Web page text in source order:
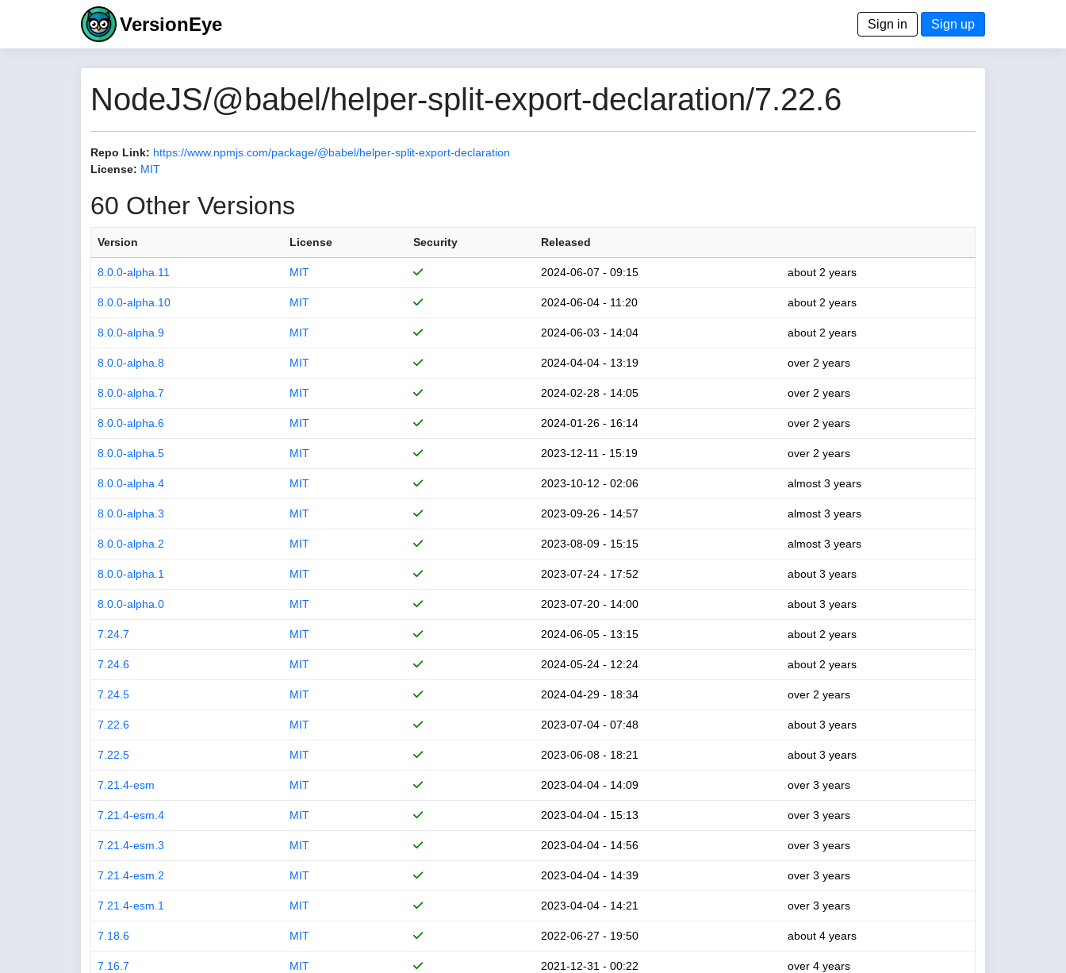
VersionEye Sign in Sign up
NodeJS/@babel/helper-split-export-declaration/7.22.6
Repo Link: https://www.npmjs.com/package/@babel/helper-split-export-declaration
License: MIT
60 Other Versions
Version License Security Released
8.0.0-alpha.11 MIT 2024-06-07 - 09:15 about 2 years
8.0.0-alpha.10 MIT 2024-06-04 - 11:20 about 2 years
8.0.0-alpha.9 MIT 2024-06-03 - 14:04 about 2 years
8.0.0-alpha.8 MIT 2024-04-04 - 13:19 over 2 years
8.0.0-alpha.7 MIT 2024-02-28 - 14:05 over 2 years
8.0.0-alpha.6 MIT 2024-01-26 - 16:14 over 2 years
8.0.0-alpha.5 MIT 2023-12-11 - 15:19 over 2 years
8.0.0-alpha.4 MIT 2023-10-12 - 02:06 almost 3 years
8.0.0-alpha.3 MIT 2023-09-26 - 14:57 almost 3 years
8.0.0-alpha.2 MIT 2023-08-09 - 15:15 almost 3 years
8.0.0-alpha.1 MIT 2023-07-24 - 17:52 about 3 years
8.0.0-alpha.0 MIT 2023-07-20 - 14:00 about 3 years
7.24.7 MIT 2024-06-05 - 13:15 about 2 years
7.24.6 MIT 2024-05-24 - 12:24 about 2 years
7.24.5 MIT 2024-04-29 - 18:34 over 2 years
7.22.6 MIT 2023-07-04 - 07:48 about 3 years
7.22.5 MIT 2023-06-08 - 18:21 about 3 years
7.21.4-esm MIT 2023-04-04 - 14:09 over 3 years
7.21.4-esm.4 MIT 2023-04-04 - 15:13 over 3 years
7.21.4-esm.3 MIT 2023-04-04 - 14:56 over 3 years
7.21.4-esm.2 MIT 2023-04-04 - 14:39 over 3 years
7.21.4-esm.1 MIT 2023-04-04 - 14:21 over 3 years
7.18.6 MIT 2022-06-27 - 19:50 about 4 years
7.16.7 MIT 2021-12-31 - 00:22 over 4 years